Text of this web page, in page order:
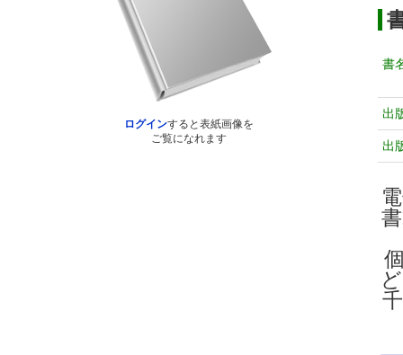
ログインすると表紙画像を
ご覧になれます
書
出
出